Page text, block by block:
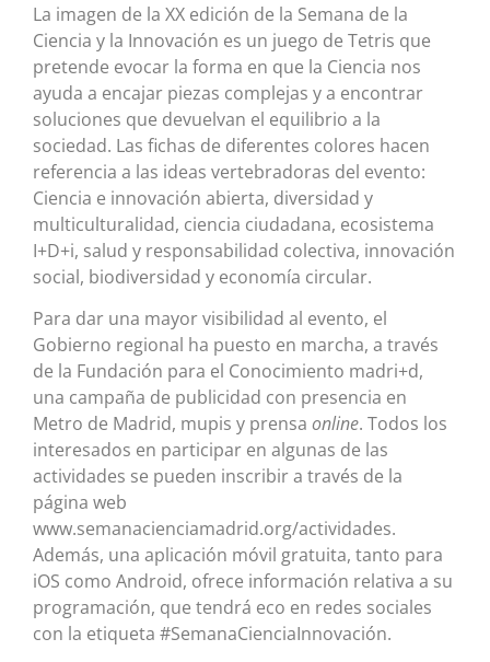
La imagen de la XX edición de la Semana de la
Ciencia y la Innovación es un juego de Tetris que
pretende evocar la forma en que la Ciencia nos
ayuda a encajar piezas complejas y a encontrar
soluciones que devuelvan el equilibrio a la
sociedad. Las fichas de diferentes colores hacen
referencia a las ideas vertebradoras del evento:
Ciencia e innovación abierta, diversidad y
multiculturalidad, ciencia ciudadana, ecosistema
I+D+i, salud y responsabilidad colectiva, innovación
social, biodiversidad y economía circular.
Para dar una mayor visibilidad al evento, el
Gobierno regional ha puesto en marcha, a través
de la Fundación para el Conocimiento madri+d,
una campaña de publicidad con presencia en
Metro de Madrid, mupis y prensa online. Todos los
interesados en participar en algunas de las
actividades se pueden inscribir a través de la
página web
www.semanacienciamadrid.org/actividades.
Además, una aplicación móvil gratuita, tanto para
iOS como Android, ofrece información relativa a su
programación, que tendrá eco en redes sociales
con la etiqueta #SemanaCienciaInnovación.